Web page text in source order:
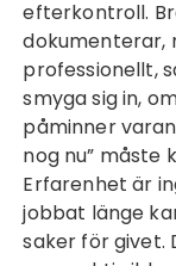
efterkontroll.
dokumenterar,
professionellt,
smyga sig in,
påminner
nog nu” måste
Erfarenhet är
jobbat länge
saker för